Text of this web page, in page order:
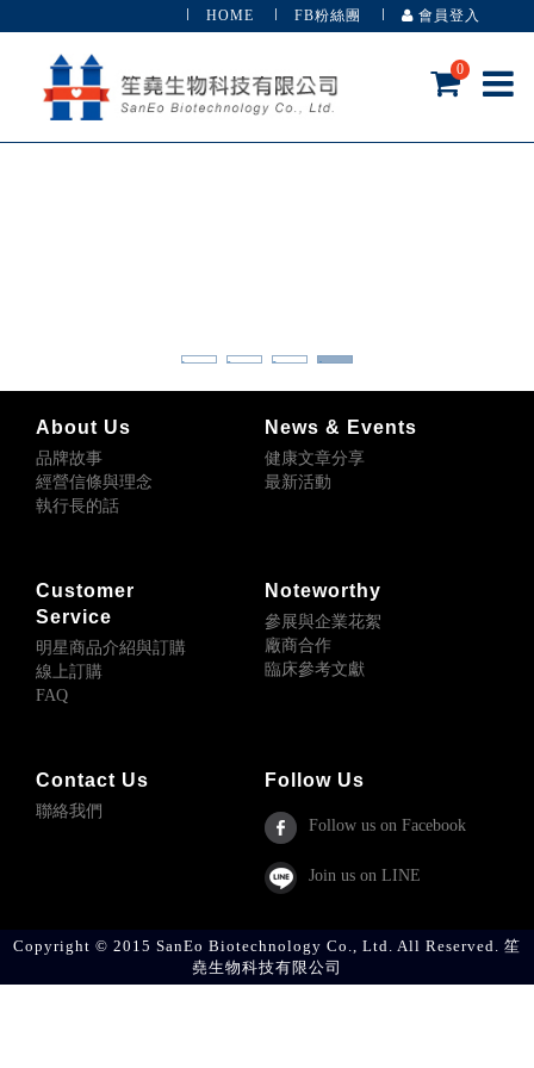
0
HOME FB粉絲團 會員登入
1 2 3 4
About Us
品牌故事
經營信條與理念
執行長的話
News & Events
健康文章分享
最新活動
Customer
Service
明星商品介紹與訂購
線上訂購
FAQ
Noteworthy
參展與企業花絮
廠商合作
臨床參考文獻
Contact Us
聯絡我們
Follow Us
Follow us on Facebook
Join us on LINE
Copyright © 2015 SanEo Biotechnology Co., Ltd. All Reserved. 笙
堯生物科技有限公司